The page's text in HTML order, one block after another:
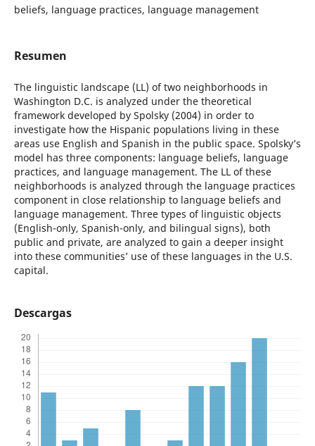
beliefs, language practices, language management
Resumen
The linguistic landscape (LL) of two neighborhoods in
Washington D.C. is analyzed under the theoretical
framework developed by Spolsky (2004) in order to
investigate how the Hispanic populations living in these
areas use English and Spanish in the public space. Spolsky’s
model has three components: language beliefs, language
practices, and language management. The LL of these
neighborhoods is analyzed through the language practices
component in close relationship to language beliefs and
language management. Three types of linguistic objects
(English-only, Spanish-only, and bilingual signs), both
public and private, are analyzed to gain a deeper insight
into these communities’ use of these languages in the U.S.
capital.
Descargas